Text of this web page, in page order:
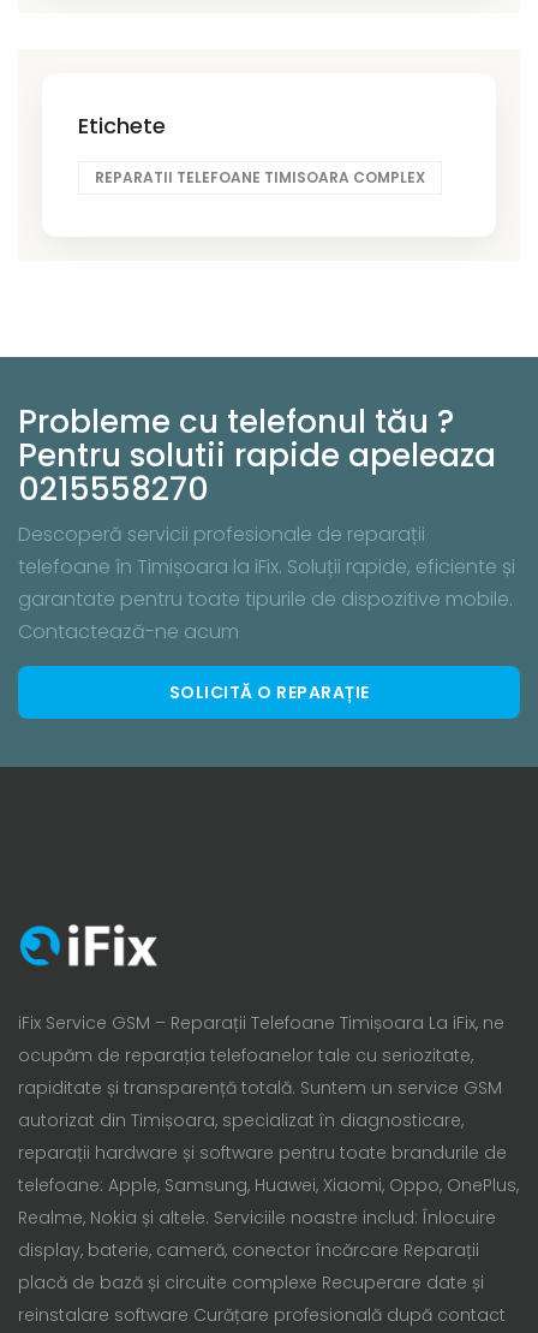
Etichete
REPARATII TELEFOANE TIMISOARA COMPLEX
Probleme cu telefonul tău ?
Pentru solutii rapide apeleaza
0215558270
Descoperă servicii profesionale de reparații
telefoane în Timișoara la iFix. Soluții rapide, eficiente și
garantate pentru toate tipurile de dispozitive mobile.
Contactează-ne acum
SOLICITĂ O REPARAȚIE
iFix Service GSM – Reparații Telefoane Timișoara La iFix, ne
ocupăm de reparația telefoanelor tale cu seriozitate,
rapiditate și transparență totală. Suntem un service GSM
autorizat din Timișoara, specializat în diagnosticare,
reparații hardware și software pentru toate brandurile de
telefoane: Apple, Samsung, Huawei, Xiaomi, Oppo, OnePlus,
Realme, Nokia și altele. Serviciile noastre includ: Înlocuire
display, baterie, cameră, conector încărcare Reparații
placă de bază și circuite complexe Recuperare date și
reinstalare software Curățare profesională după contact